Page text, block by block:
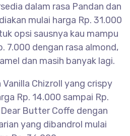
dalam rasa Pandan dan
mulai harga Rp. 31.000
opsi sausnya kau mampu
7.000 dengan rasa almond,
dan masih banyak lagi.
Chizroll yang crispy
Rp. 14.000 sampai Rp.
Butter Coffe dengan
yang dibandrol mulai